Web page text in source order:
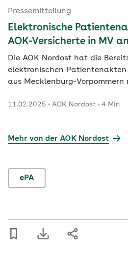
voraussichtlich ab April auch
und Ärzten mit…
Pressemitteilung
Elektronische
AOK-Versicherte in MV
Die AOK Nordost hat die
elektronischen Patientenakten
aus Mecklenburg-Vorpommern
Nur knapp drei Prozent der
11.02.2025 AOK Nordost 4 Min
Mehr von der AOK Nordost
ePA